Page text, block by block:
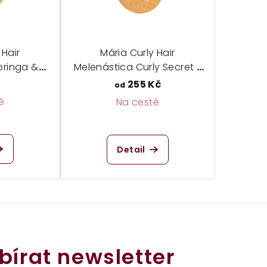
&
pro
Mária Curly Hair
Melenástica Curly Secret -
šampuk
od 255 Kč
Na cestě
hodnocení
produktu
je
5,0
Detail
newsletter